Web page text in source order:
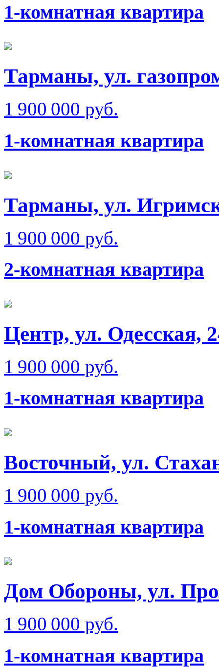
1-комнатная квартира
Тарманы, ул.
1 900 000 руб.
1-комнатная квартира
Тарманы, ул.
1 900 000 руб.
2-комнатная квартира
Центр, ул. Одесская,
1 900 000 руб.
1-комнатная квартира
Восточный, ул.
1 900 000 руб.
1-комнатная квартира
Дом Обороны, ул.
1 900 000 руб.
1-комнатная квартира